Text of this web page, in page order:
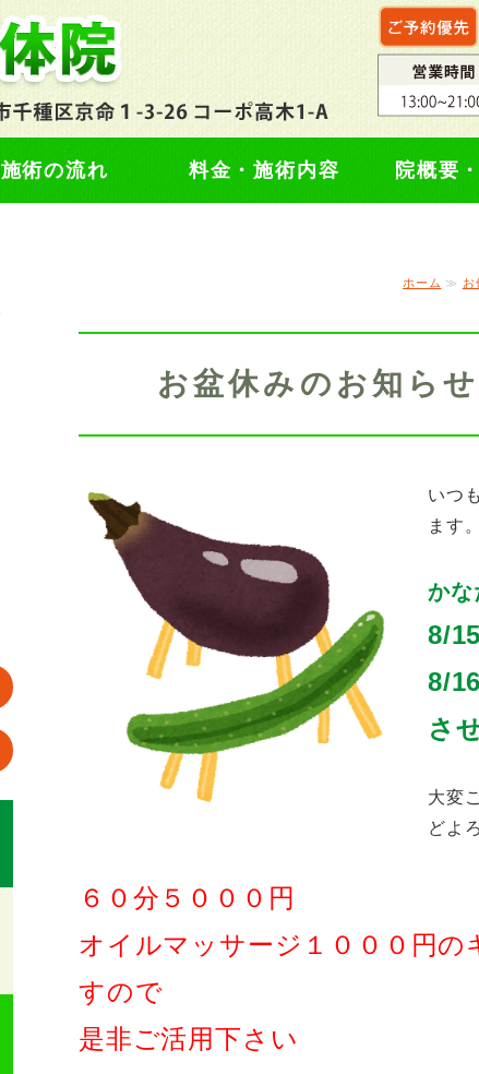
名古屋市千種区・名
施術の流れ 料金・施術内容 院概要
ホーム ≫ お
お盆休みのお知ら
いつ
ます。
かな
8/
8/
さ
大変
どよ
６０分５０００円
オイルマッサージ１０００円の
すので
是非ご活用下さい